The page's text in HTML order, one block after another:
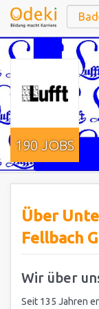
190 JOBS
Über
Fellbach
Wir über
Seit 135 Jahren